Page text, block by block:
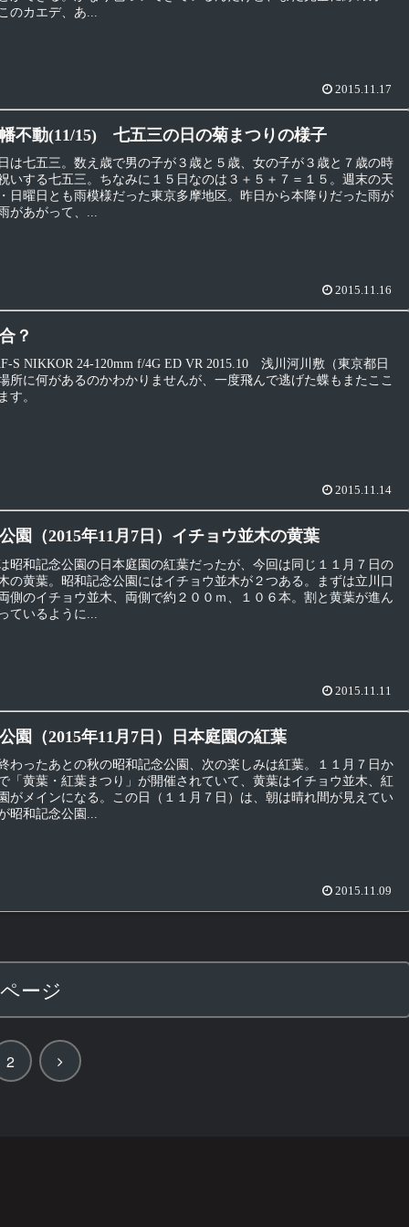
のカエデ、あ...
2015.11.17
不動(11/15) 七五三の日の菊まつりの様子
は七五三。数え歳で男の子が３歳と５歳、女の子が３歳と７歳の時
いする七五三。ちなみに１５日なのは３＋５＋７＝１５。週末の天
日曜日とも雨模様だった東京多摩地区。昨日から本降りだった雨が
があがって、...
2015.11.16
？
S NIKKOR 24-120mm f/4G ED VR 2015.10 浅川河川敷（東京都日
所に何があるのかわかりませんが、一度飛んで逃げた蝶もまたここ
す。
2015.11.14
園（2015年11月7日）イチョウ並木の黄葉
昭和記念公園の日本庭園の紅葉だったが、今回は同じ１１月７日の
の黄葉。昭和記念公園にはイチョウ並木が２つある。まずは立川口
側のイチョウ並木、両側で約２００ｍ、１０６本。割と黄葉が進ん
ているように...
2015.11.11
園（2015年11月7日）日本庭園の紅葉
わったあとの秋の昭和記念公園、次の楽しみは紅葉。１１月７日か
「黄葉・紅葉まつり」が開催されていて、黄葉はイチョウ並木、紅
がメインになる。この日（１１月７日）は、朝は晴れ間が見えてい
昭和記念公園...
2015.11.09
ージ
2
次